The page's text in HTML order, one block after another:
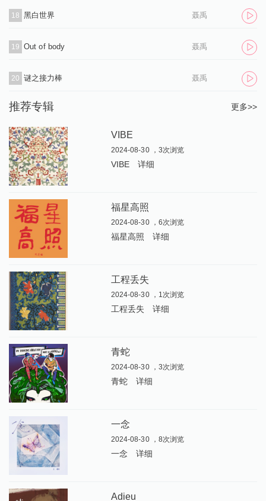
18 黑白世界 聂禹
19 Out of body 聂禹
20 谜之接力棒 聂禹
推荐专辑 更多>>
VIBE
2024-08-30 ，3次浏览
VIBE 详细
福星高照
2024-08-30 ，6次浏览
福星高照 详细
工程丢失
2024-08-30 ，1次浏览
工程丢失 详细
青蛇
2024-08-30 ，3次浏览
青蛇 详细
一念
2024-08-30 ，8次浏览
一念 详细
Adieu